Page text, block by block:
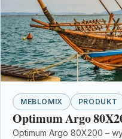
MEBLOMIX PRODUKT
Optimum Argo
Optimum Argo 80X200 –